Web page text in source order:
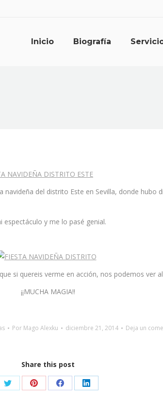
Inicio Biografía
del distrito Este en Sevilla, donde hubo
espectáculo y me lo pasé genial.
si quereis verme en acción, nos podemos ver
¡¡MUCHA MAGIA!!
Por Mago Alexku diciembre 21, 2014 Deja un
Share this post
Share Share Share Share